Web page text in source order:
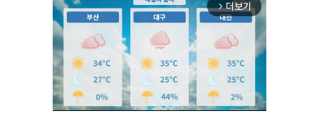
arrow_forward_ios 더보기